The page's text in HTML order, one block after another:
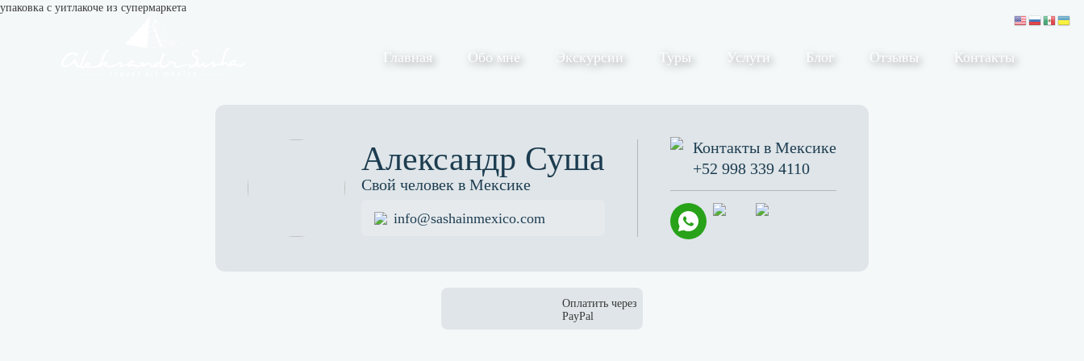
Главная Обо мне Экскурсии Туры Услуги Блог Отзывы Контакты
упаковка с уитлакоче из супермаркета
Александр Суша
Свой человек в Мексике
info@sashainmexico.com
Контакты в Мексике
+52 998 339 4110